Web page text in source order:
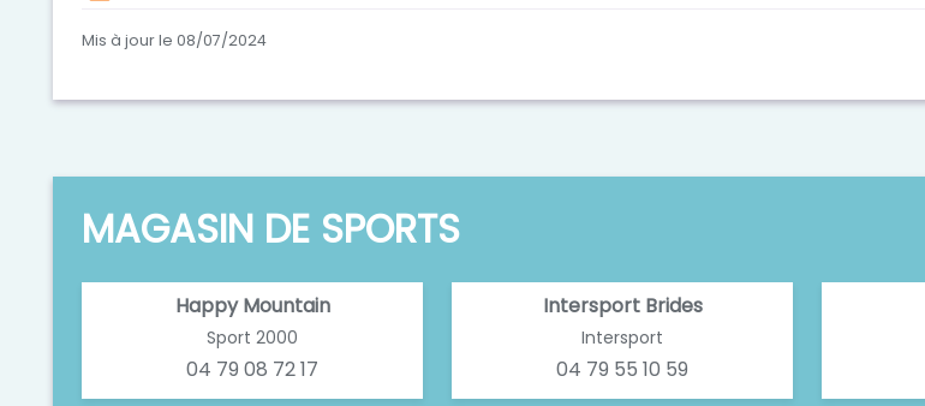
Mis à jour le 08/07/2024
MAGASIN DE SPORTS
Happy Mountain
Sport 2000
04 79 08 72 17
Intersport Brides
Intersport
04 79 55 10 59